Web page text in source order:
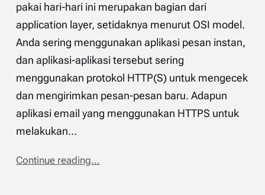
pakai hari-hari ini merupakan bagian dari
application layer, setidaknya menurut OSI model.
Anda sering menggunakan aplikasi pesan instan,
dan aplikasi-aplikasi tersebut sering
menggunakan protokol HTTP(S) untuk mengecek
dan mengirimkan pesan-pesan baru. Adapun
aplikasi email yang menggunakan HTTPS untuk
melakukan…
Continue reading...